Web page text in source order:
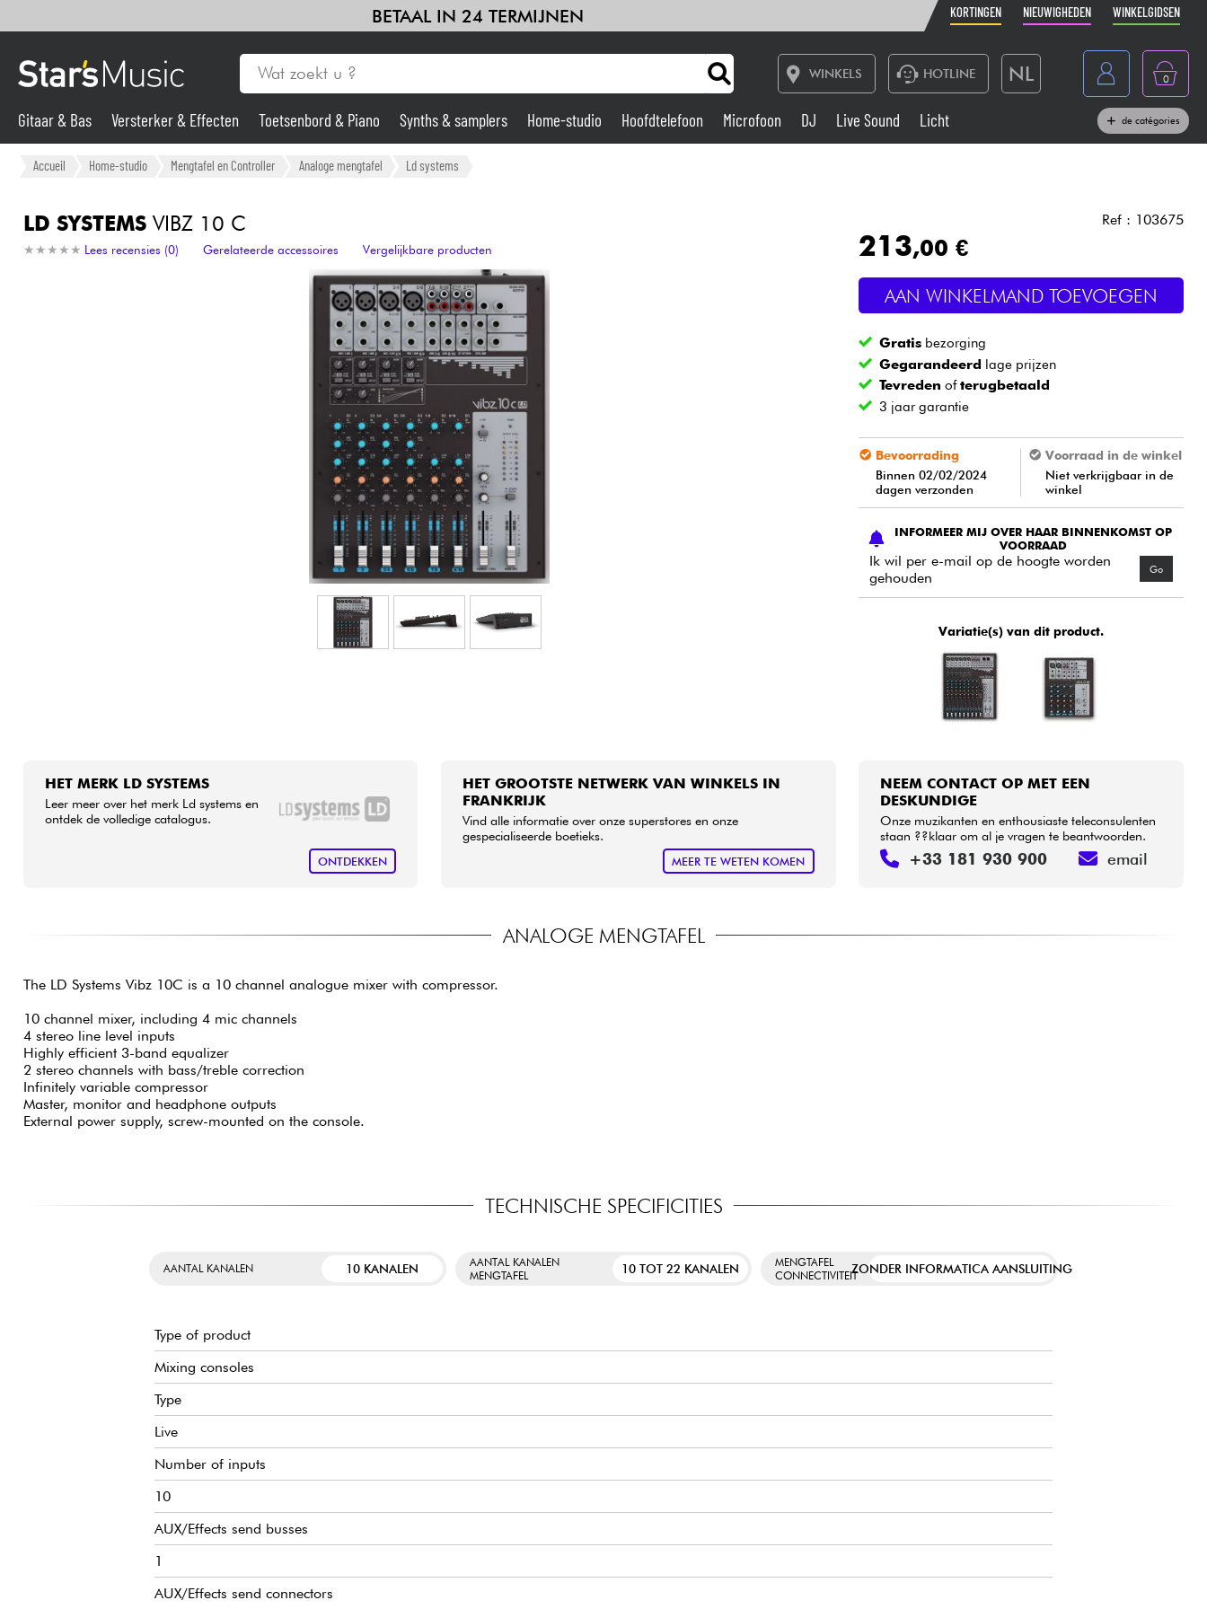
BETAAL IN 24 TERMIJNEN KORTINGEN NIEUWIGHEDEN WINKELGIDSEN
WINKELS HOTLINE NL
France
Belgique
Deutschland
0
Gitaar & Bas
Synths & samplers
Live Sound
Drums & percussie Blaasinstrument
Kinderen Kabels & toebehoren
Sets
Gitaar & Bas Versterker & Effecten Toetsenbord & Piano Synths & samplers Home-studio Hoofdtelefoon Microfoon DJ Live Sound Licht de catégories
Accueil Home-studio Mengtafel en Controller Analoge mengtafel Ld systems
LD SYSTEMSVIBZ 10 C
★ ★ ★ ★ ★
★ ★ ★ ★ ★ Lees recensies (0) Gerelateerde accessoires Vergelijkbare producten
Ref : 103675
213,00 €
AAN WINKELMAND TOEVOEGEN
Gratis bezorging
Gegarandeerd lage prijzen
Tevreden ofterugbetaald
3 jaar garantie
Bevoorrading
Binnen 02/02/2024
dagen verzonden
Voorraad in de winkel
Niet verkrijgbaar in de
winkel
INFORMEER MIJ OVER HAAR BINNENKOMST OP
VOORRAAD
Ik wil per e-mail op de hoogte worden
gehouden
Go
Variatie(s) van dit product.
HET MERK LD SYSTEMS
Leer meer over het merk Ld systems en
ontdek de volledige catalogus.
ONTDEKKEN
HET GROOTSTE NETWERK VAN WINKELS IN
FRANKRIJK
Vind alle informatie over onze superstores en onze
gespecialiseerde boetieks.
MEER TE WETEN KOMEN
NEEM CONTACT OP MET EEN
DESKUNDIGE
Onze muzikanten en enthousiaste teleconsulenten
staan ??klaar om al je vragen te beantwoorden.
+33 181 930 900 email
ANALOGE MENGTAFEL
The LD Systems Vibz 10C is a 10 channel analogue mixer with compressor.
10 channel mixer, including 4 mic channels
4 stereo line level inputs
Highly efficient 3-band equalizer
2 stereo channels with bass/treble correction
Infinitely variable compressor
Master, monitor and headphone outputs
External power supply, screw-mounted on the console.
TECHNISCHE SPECIFICITIES
AANTAL KANALEN 10 KANALEN
AANTAL KANALEN
MENGTAFEL
10 TOT 22 KANALEN
MENGTAFEL
CONNECTIVITEITZONDER INFORMATICA AANSLUITING
Type of product
Mixing consoles
Type
Live
Number of inputs
10
AUX/Effects send busses
1
AUX/Effects send connectors